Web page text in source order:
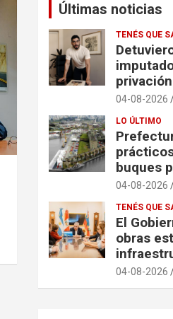
Últimas noticias
TENÉS QUE
04-08-2026
LO ÚLTIMO
buques
04-08-2026
TENÉS QUE
El
obras
04-08-2026